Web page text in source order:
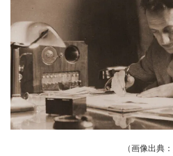
（画像出典：